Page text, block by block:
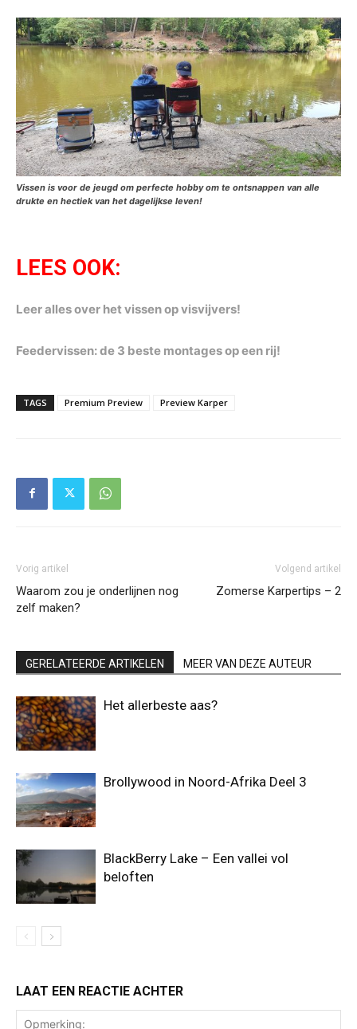
Vissen is voor de jeugd om perfecte hobby om te ontsnappen van alle
drukte en hectiek van het dagelijkse leven!
LEES OOK:
Leer alles over het vissen op visvijvers!
Feedervissen: de 3 beste montages op een rij!
TAGS Premium Preview Preview Karper
Vorig artikel
Waarom zou je onderlijnen nog
zelf maken?
Volgend artikel
Zomerse Karpertips – 2
GERELATEERDE ARTIKELEN MEER VAN DEZE AUTEUR
Het allerbeste aas?
Brollywood in Noord-Afrika Deel 3
BlackBerry Lake – Een vallei vol
beloften
LAAT EEN REACTIE ACHTER